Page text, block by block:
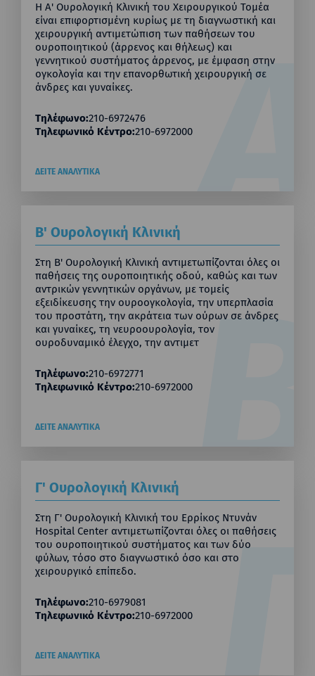
Η Α' Ουρολογική Κλινική του Χειρουργικού Τομέα
είναι επιφορτισμένη κυρίως με τη διαγνωστική και
χειρουργική αντιμετώπιση των παθήσεων του
ουροποιητικού (άρρενος και θήλεως) και
γεννητικού συστήματος άρρενος, με έμφαση στην
ογκολογία και την επανορθωτική χειρουργική σε
άνδρες και γυναίκες.
Τηλέφωνο:210-6972476
Τηλεφωνικό Κέντρο:210-6972000
ΔΕΙΤΕ ΑΝΑΛΥΤΙΚΑ
Β' Ουρολογική Κλινική
Στη Β' Ουρολογική Κλινική αντιμετωπίζονται όλες οι
παθήσεις της ουροποιητικής οδού, καθώς και των
αντρικών γεννητικών οργάνων, με τομείς
εξειδίκευσης την ουροογκολογία, την υπερπλασία
του προστάτη, την ακράτεια των ούρων σε άνδρες
και γυναίκες, τη νευροουρολογία, τον
ουροδυναμικό έλεγχο, την αντιμετ
Τηλέφωνο:210-6972771
Τηλεφωνικό Κέντρο:210-6972000
ΔΕΙΤΕ ΑΝΑΛΥΤΙΚΑ
Γ' Ουρολογική Κλινική
Στη Γ' Ουρολογική Κλινική του Ερρίκος Ντυνάν
Hospital Center αντιμετωπίζονται όλες οι παθήσεις
του ουροποιητικού συστήματος και των δύο
φύλων, τόσο στο διαγνωστικό όσο και στο
χειρουργικό επίπεδο.
Τηλέφωνο:210-6979081
Τηλεφωνικό Κέντρο:210-6972000
ΔΕΙΤΕ ΑΝΑΛΥΤΙΚΑ